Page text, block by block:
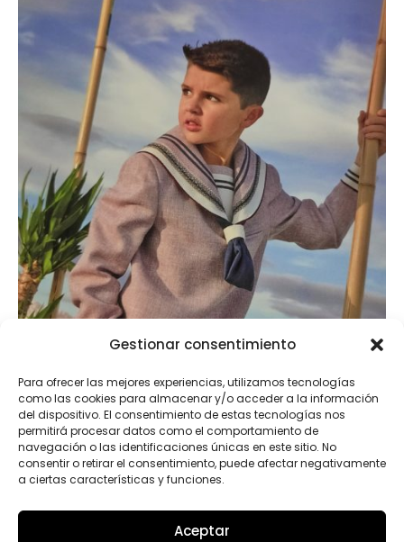
Gestionar consentimiento
Para ofrecer las mejores experiencias, utilizamos tecnologías
como las cookies para almacenar y/o acceder a la información
del dispositivo. El consentimiento de estas tecnologías nos
permitirá procesar datos como el comportamiento de
navegación o las identificaciones únicas en este sitio. No
consentir o retirar el consentimiento, puede afectar negativamente
a ciertas características y funciones.
Aceptar